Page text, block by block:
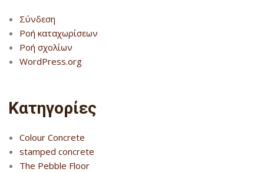
Σύνδεση
Ροή καταχωρίσεων
Ροή σχολίων
WordPress.org
Kατηγορίες
Colour Concrete
stamped concrete
The Pebble Floor